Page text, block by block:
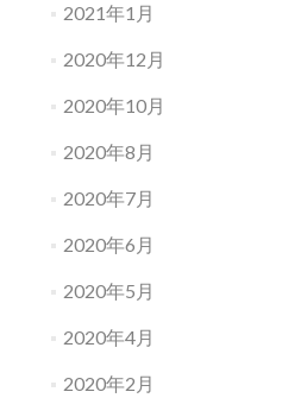
2021年1月
2020年12月
2020年10月
2020年8月
2020年7月
2020年6月
2020年5月
2020年4月
2020年2月